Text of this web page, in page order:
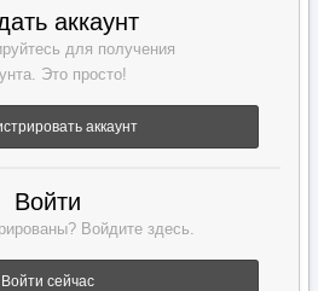
аккаунт
для получения
Это просто!
аккаунт
Войти
Войдите здесь.
Войти сейчас